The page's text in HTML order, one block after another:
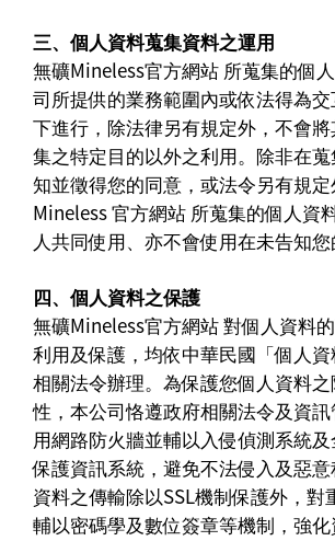
三、個人資料蒐集資料之運用
無礦Mineless官方網站 所蒐集的個
司所提供的業務範圍內或依法得為
下進行，除法律另有規定外，不會
集之特定目的以外之利用。除非在
知並徵得您的同意，或法令另有規
Mineless 官方網站 所蒐集的個人資
人共同使用、亦不會使用在未告知您
四、個人資料之保護
無礦Mineless官方網站 對個人資料的
利用及保護，均依中華民國「個人
相關法令辦理。為保護您個人資料
性，本公司恪遵政府相關法令及資
用網路防火牆並輔以入侵偵測系統
保護資訊系統，避免不法侵入及惡意
資料之傳輸除以SSL機制保護外，對
輔以密碼學及數位簽章等機制，強